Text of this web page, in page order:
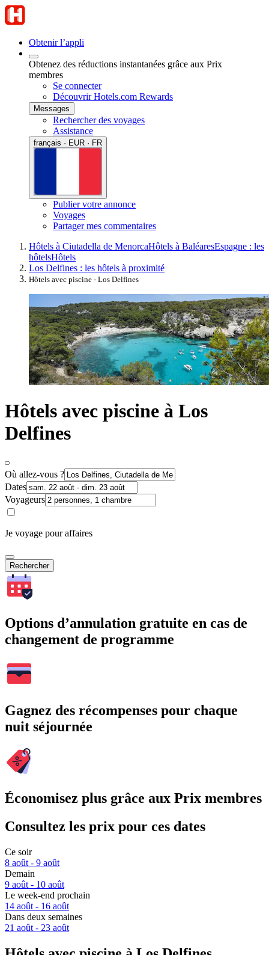
Obtenir l’appli
Obtenez des réductions instantanées grâce aux Prix
membres
Se connecter
Découvrir Hotels.com Rewards
Messages
Rechercher des voyages
Assistance
français · EUR · FR
Publier votre annonce
Voyages
Partager mes commentaires
Hôtels à Ciutadella de MenorcaHôtels à BaléaresEspagne : les
hôtelsHôtels
Los Delfines : les hôtels à proximité
Hôtels avec piscine - Los Delfines
Hôtels avec piscine à Los
Delfines
Où allez-vous ?
Dates
Voyageurs
Je voyage pour affaires
Rechercher
Options d’annulation gratuite en cas de
changement de programme
Gagnez des récompenses pour chaque
nuit séjournée
Économisez plus grâce aux Prix membres
Consultez les prix pour ces dates
Ce soir
8 août - 9 août
Demain
9 août - 10 août
Le week-end prochain
14 août - 16 août
Dans deux semaines
21 août - 23 août